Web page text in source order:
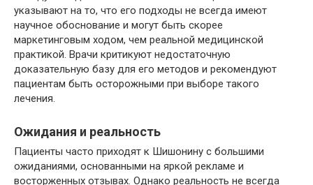
указывают на то, что его подходы не всегда имеют
научное обоснование и могут быть скорее
маркетинговым ходом, чем реальной медицинской
практикой. Врачи критикуют недостаточную
доказательную базу для его методов и рекомендуют
пациентам быть осторожными при выборе такого
лечения.
Ожидания и реальность
Пациенты часто приходят к Шишонину с большими
ожиданиями, основанными на яркой рекламе и
восторженных отзывах. Однако реальность не всегда